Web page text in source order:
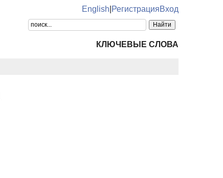
English РегистрацияВход
КЛЮЧЕВЫЕ СЛОВА